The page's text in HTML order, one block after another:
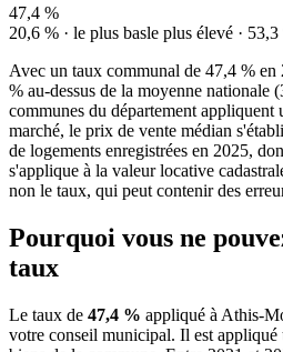
47,4 %
20,6 % · le plus basle plus élevé · 53,3
Avec un taux communal de 47,4 %
% au-dessus de la moyenne nationale
communes du département appliquent
marché, le prix de vente médian
de logements enregistrées en 2025,
s'applique à la valeur locative
non le taux, qui peut contenir des
Pourquoi vous ne
taux
Le taux de 47,4 % appliqué à Athis-
votre conseil municipal. Il est appliqué